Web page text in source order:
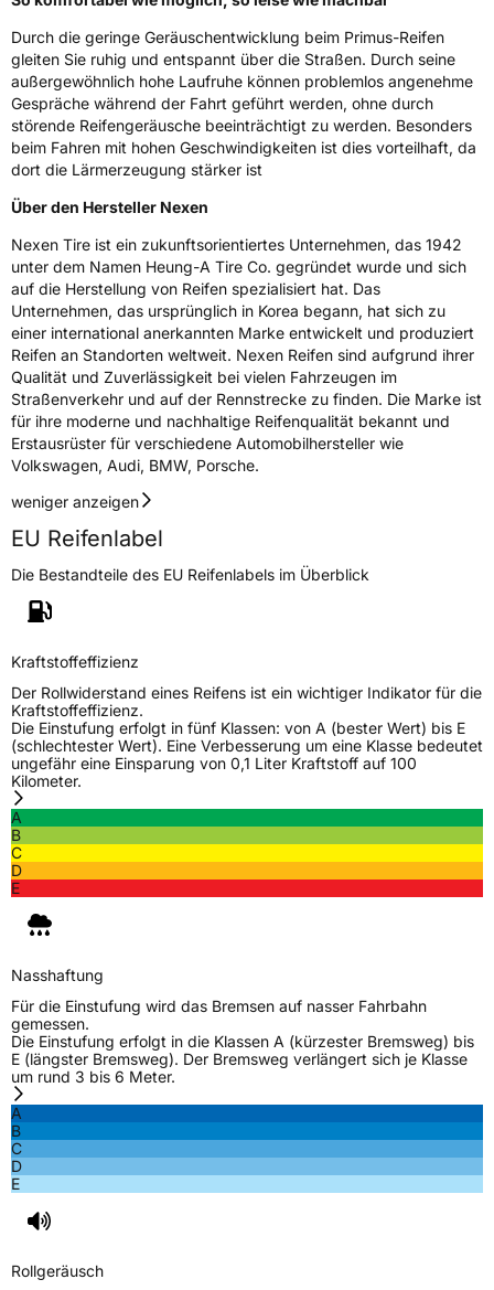
Durch die geringe Geräuschentwicklung beim Primus-Reifen
gleiten Sie ruhig und entspannt über die Straßen. Durch seine
außergewöhnlich hohe Laufruhe können problemlos angenehme
Gespräche während der Fahrt geführt werden, ohne durch
störende Reifengeräusche beeinträchtigt zu werden. Besonders
beim Fahren mit hohen Geschwindigkeiten ist dies vorteilhaft, da
dort die Lärmerzeugung stärker ist
Über den Hersteller Nexen
Nexen Tire ist ein zukunftsorientiertes Unternehmen, das 1942
unter dem Namen Heung-A Tire Co. gegründet wurde und sich
auf die Herstellung von Reifen spezialisiert hat. Das
Unternehmen, das ursprünglich in Korea begann, hat sich zu
einer international anerkannten Marke entwickelt und produziert
Reifen an Standorten weltweit. Nexen Reifen sind aufgrund ihrer
Qualität und Zuverlässigkeit bei vielen Fahrzeugen im
Straßenverkehr und auf der Rennstrecke zu finden. Die Marke ist
für ihre moderne und nachhaltige Reifenqualität bekannt und
Erstausrüster für verschiedene Automobilhersteller wie
Volkswagen, Audi, BMW, Porsche.
weniger anzeigen
EU Reifenlabel
Die Bestandteile des EU Reifenlabels im Überblick
Kraftstoffeffizienz
Der Rollwiderstand eines Reifens ist ein wichtiger Indikator für die
Kraftstoffeffizienz.
Die Einstufung erfolgt in fünf Klassen: von A (bester Wert) bis E
(schlechtester Wert). Eine Verbesserung um eine Klasse bedeutet
ungefähr eine Einsparung von 0,1 Liter Kraftstoff auf 100
Kilometer.
A
B
C
D
E
Nasshaftung
Für die Einstufung wird das Bremsen auf nasser Fahrbahn
gemessen.
Die Einstufung erfolgt in die Klassen A (kürzester Bremsweg) bis
E (längster Bremsweg). Der Bremsweg verlängert sich je Klasse
um rund 3 bis 6 Meter.
A
B
C
D
E
Rollgeräusch